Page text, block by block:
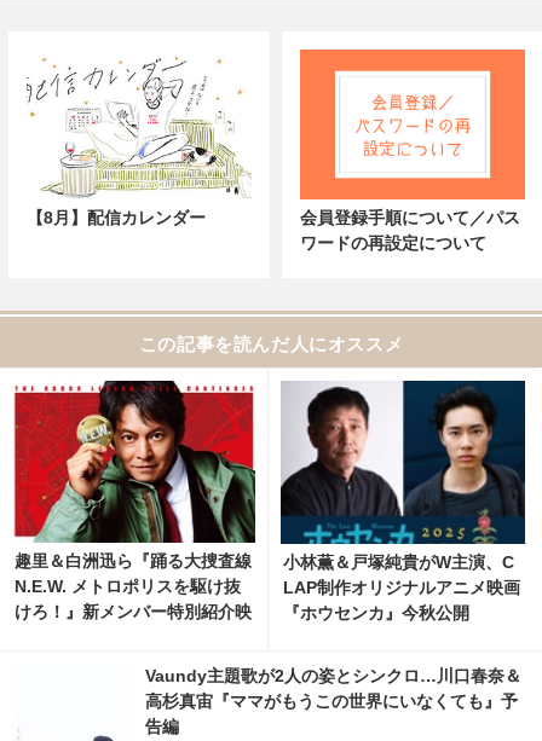
【8月】配信カレンダー
会員登録手順について／パス
ワードの再設定について
この記事を読んだ人にオススメ
趣里＆白洲迅ら『踊る大捜査線
N.E.W. メトロポリスを駆け抜
けろ！』新メンバー特別紹介映
小林薫＆戸塚純貴がW主演、C
LAP制作オリジナルアニメ映画
『ホウセンカ』今秋公開
Vaundy主題歌が2人の姿とシンクロ…川口春奈＆
高杉真宙『ママがもうこの世界にいなくても』予
告編